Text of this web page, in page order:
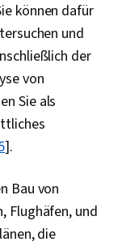
können dafür
und
der
von
Sie als
].
Bau von
Flughäfen, und
die